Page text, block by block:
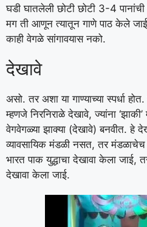
घडी घातलेली छोटी छोटी 3-4
मग ती आणून त्यातून गाणे पाठ केले
काही वेगळे सांगावयास नको.
देखावे
असो. तर अशा या गाण्याच्या स्पर्धा
म्हणजे निरनिराळे देखावे, ज्यांना
वेगवेगळ्या झाक्या (देखावे) बनवीत. हे
व्यावसायिक मंडळी नसत, तर मंडळाचेच
भारत पाक युद्धाचा देखावा केला जाई,
देखावा केला जाई.